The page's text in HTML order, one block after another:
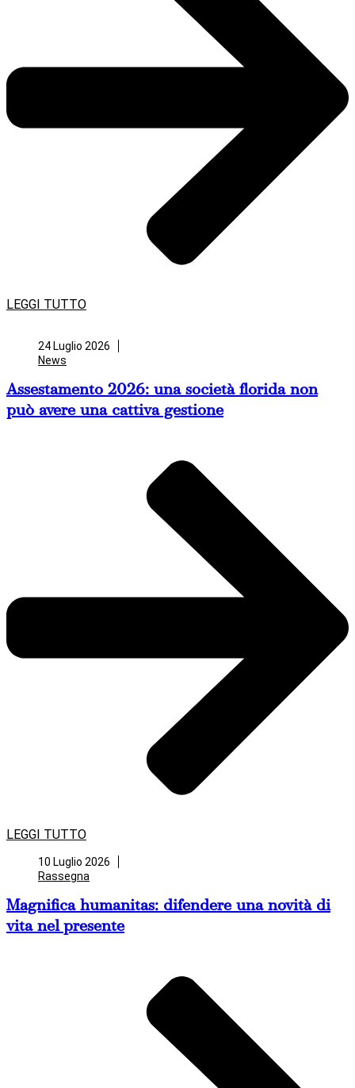
LEGGI TUTTO
24 Luglio 2026
News
Assestamento 2026: una società florida non
può avere una cattiva gestione
LEGGI TUTTO
10 Luglio 2026
Rassegna
Magnifica humanitas: difendere una novità di
vita nel presente